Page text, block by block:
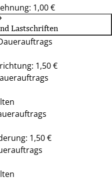
1,00 €
Lastschriften
1,50 €
1,50 €